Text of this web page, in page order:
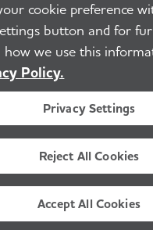
Política de seguridad y
de uso Sala de prensa
Contáctenos
Alzheimer's
los derechos son
Association es una
(3) sin fines de lucro.
identificación
cookie preference
button and for
how we use this
Policy.
Privacy Settings
Reject All Cookies
Accept All Cookies